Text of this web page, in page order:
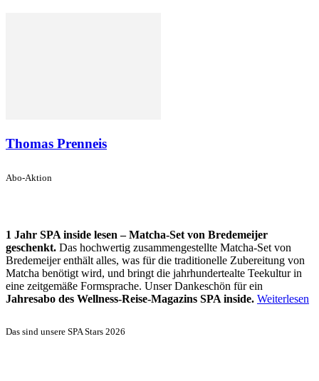
Thomas Prenneis
Abo-Aktion
1 Jahr SPA inside lesen – Matcha-Set von Bredemeijer
geschenkt. Das hochwertig zusammengestellte Matcha-Set von
Bredemeijer enthält alles, was für die traditionelle Zubereitung von
Matcha benötigt wird, und bringt die jahrhundertealte Teekultur in
eine zeitgemäße Formsprache. Unser Dankeschön für ein
Jahresabo des Wellness-Reise-Magazins SPA inside. Weiterlesen
Das sind unsere SPA Stars 2026